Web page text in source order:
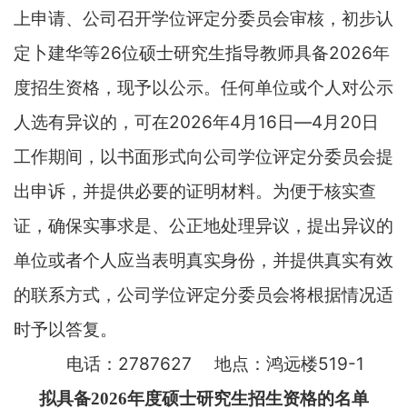
上申请、公司召开学位评定分委员会审核，初步认
定卜建华等26位硕士研究生指导教师具备2026年
度招生资格，现予以公示。任何单位或个人对公示
人选有异议的，可在2026年4月 16日—4月 20日
工作期间，以书面形式向公司学位评定分委员会提
出申诉，并提供必要的证明材料。为便于核实查
证，确保实事求是、公正地处理异议，提出异议的
单位或者个人应当表明真实身份，并提供真实有效
的联系方式，公司学位评定分委员会将根据情况适
时予以答复。
电话： 2787627 地点：鸿远楼519-1
拟具备2026年度硕士研究生招生资格的名单